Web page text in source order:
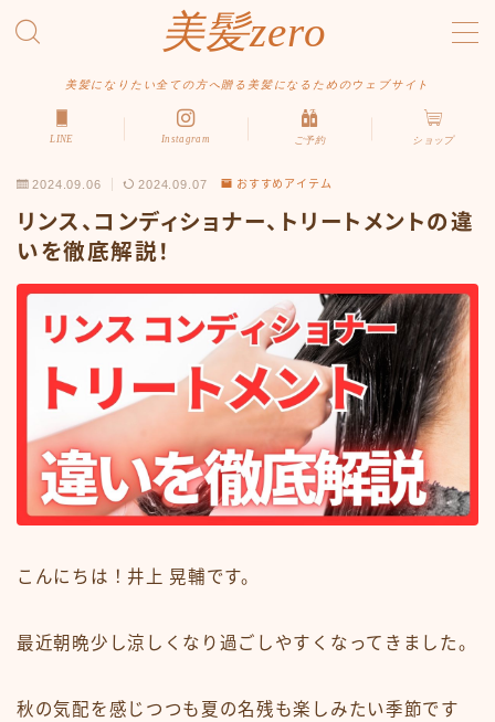
美髪zero
美髪になりたい全ての方へ贈る美髪になるためのウェブサイト
MENU
HOME
初めての方へ
メニュー・料金
アクセス・サロン情報
お問い合わせ
スタイルから探す
ショート
ボブ
ミディアム
白髪・エイジングケア
LINE Instagram ご予約 ショップ
2024.09.06 2024.09.07 おすすめアイテム
リンス、コンディショナー、トリートメントの違
いを徹底解説！
こんにちは！井上 晃輔です。
最近朝晩少し涼しくなり過ごしやすくなってきました。
秋の気配を感じつつも夏の名残も楽しみたい季節です